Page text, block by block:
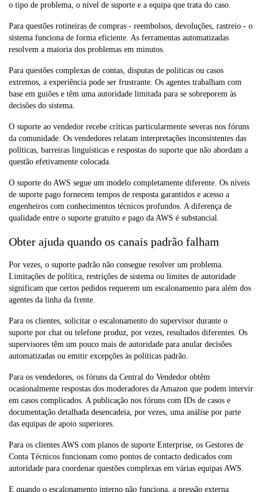
o tipo de problema, o nível de suporte e a equipa que trata do caso.
Para questões rotineiras de compras - reembolsos, devoluções, rastreio - o
sistema funciona de forma eficiente. As ferramentas automatizadas
resolvem a maioria dos problemas em minutos.
Para questões complexas de contas, disputas de políticas ou casos
extremos, a experiência pode ser frustrante. Os agentes trabalham com
base em guiões e têm uma autoridade limitada para se sobreporem às
decisões do sistema.
O suporte ao vendedor recebe críticas particularmente severas nos fóruns
da comunidade. Os vendedores relatam interpretações inconsistentes das
políticas, barreiras linguísticas e respostas do suporte que não abordam a
questão efetivamente colocada.
O suporte do AWS segue um modelo completamente diferente. Os níveis
de suporte pago fornecem tempos de resposta garantidos e acesso a
engenheiros com conhecimentos técnicos profundos. A diferença de
qualidade entre o suporte gratuito e pago da AWS é substancial.
Obter ajuda quando os canais padrão falham
Por vezes, o suporte padrão não consegue resolver um problema.
Limitações de política, restrições de sistema ou limites de autoridade
significam que certos pedidos requerem um escalonamento para além dos
agentes da linha da frente.
Para os clientes, solicitar o escalonamento do supervisor durante o
suporte por chat ou telefone produz, por vezes, resultados diferentes. Os
supervisores têm um pouco mais de autoridade para anular decisões
automatizadas ou emitir excepções às políticas padrão.
Para os vendedores, os fóruns da Central do Vendedor obtêm
ocasionalmente respostas dos moderadores da Amazon que podem intervir
em casos complicados. A publicação nos fóruns com IDs de casos e
documentação detalhada desencadeia, por vezes, uma análise por parte
das equipas de apoio superiores.
Para os clientes AWS com planos de suporte Enterprise, os Gestores de
Conta Técnicos funcionam como pontos de contacto dedicados com
autoridade para coordenar questões complexas em várias equipas AWS.
E quando o escalonamento interno não funciona, a pressão externa